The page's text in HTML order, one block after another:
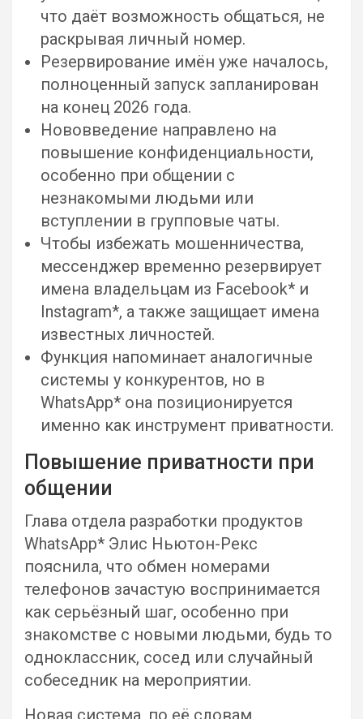
что даёт возможность общаться, не
раскрывая личный номер.
Резервирование имён уже началось,
полноценный запуск запланирован
на конец 2026 года.
Нововведение направлено на
повышение конфиденциальности,
особенно при общении с
незнакомыми людьми или
вступлении в групповые чаты.
Чтобы избежать мошенничества,
мессенджер временно резервирует
имена владельцам из Facebook* и
Instagram*, а также защищает имена
известных личностей.
Функция напоминает аналогичные
системы у конкурентов, но в
WhatsApp* она позиционируется
именно как инструмент приватности.
Повышение приватности при
общении
Глава отдела разработки продуктов
WhatsApp* Элис Ньютон-Рекс
пояснила, что обмен номерами
телефонов зачастую воспринимается
как серьёзный шаг, особенно при
знакомстве с новыми людьми, будь то
одноклассник, сосед или случайный
собеседник на мероприятии.
Новая система, по её словам,